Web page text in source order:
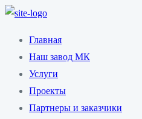
Главная
Наш завод МК
Услуги
Проекты
Партнеры и заказчики